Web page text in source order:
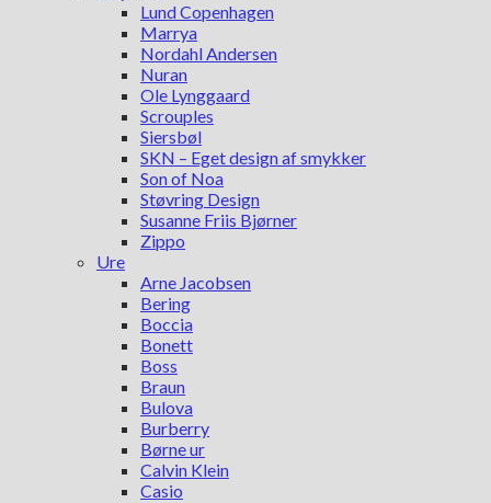
Lund Copenhagen
Marrya
Nordahl Andersen
Nuran
Ole Lynggaard
Scrouples
Siersbøl
SKN – Eget design af smykker
Son of Noa
Støvring Design
Susanne Friis Bjørner
Zippo
Ure
Arne Jacobsen
Bering
Boccia
Bonett
Boss
Braun
Bulova
Burberry
Børne ur
Calvin Klein
Casio